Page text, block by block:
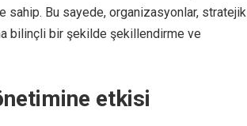
sahip. Bu sayede, organizasyonlar, stratejik
bilinçli bir şekilde şekillendirme ve
etkisi